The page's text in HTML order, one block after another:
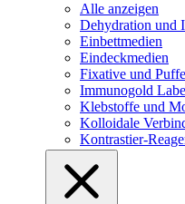
Alle anzeigen
Dehydration und
Einbettmedien
Eindeckmedien
Fixative und
Immunogold
Klebstoffe und
Kolloidale
Kontrastier-